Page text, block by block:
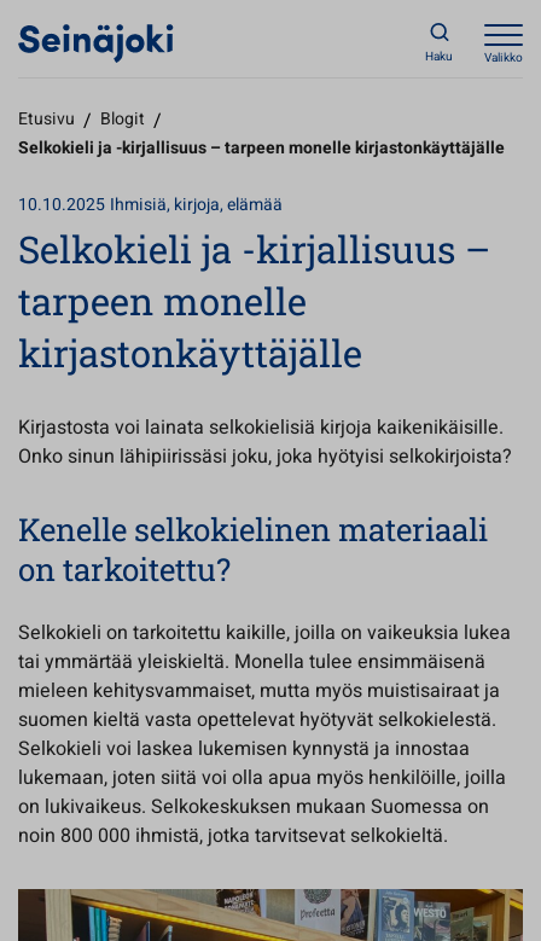
Haku Valikko
Etusivu / Blogit /
Selkokieli ja -kirjallisuus – tarpeen monelle kirjastonkäyttäjälle
10.10.2025 Ihmisiä, kirjoja, elämää
Selkokieli ja -kirjallisuus –
tarpeen monelle
kirjastonkäyttäjälle
Kirjastosta voi lainata selkokielisiä kirjoja kaikenikäisille.
Onko sinun lähipiirissäsi joku, joka hyötyisi selkokirjoista?
Kenelle selkokielinen materiaali
on tarkoitettu?
Selkokieli on tarkoitettu kaikille, joilla on vaikeuksia lukea
tai ymmärtää yleiskieltä. Monella tulee ensimmäisenä
mieleen kehitysvammaiset, mutta myös muistisairaat ja
suomen kieltä vasta opettelevat hyötyvät selkokielestä.
Selkokieli voi laskea lukemisen kynnystä ja innostaa
lukemaan, joten siitä voi olla apua myös henkilöille, joilla
on lukivaikeus. Selkokeskuksen mukaan Suomessa on
noin 800 000 ihmistä, jotka tarvitsevat selkokieltä.